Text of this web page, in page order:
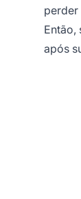
perder
Então,
após